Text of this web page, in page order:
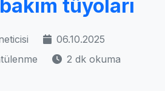
tüyoları
06.10.2025
2 dk okuma